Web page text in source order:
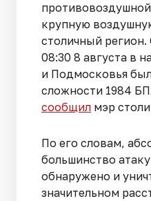
крупную
столичный регион.
08:30 8 августа в
и Подмосковья
сложности 1984
сообщил мэр
По его словам,
большинство
обнаружено и
значительном